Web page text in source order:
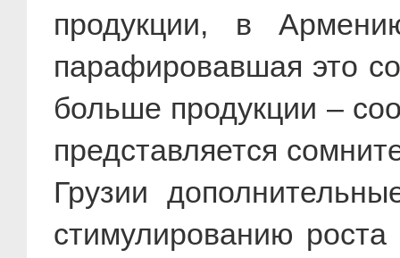
продукции, в
парафировавшая это
больше продукции –
представляется
Грузии
стимулированию